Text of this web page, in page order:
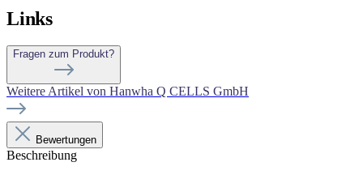
Links
Fragen zum Produkt?
Weitere Artikel von Hanwha Q CELLS GmbH
Bewertungen
Beschreibung